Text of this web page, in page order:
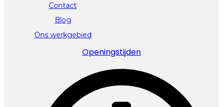
Contact
Blog
Ons werkgebied
Openingstijden